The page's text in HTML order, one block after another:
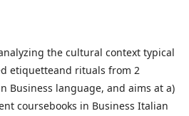
the cultural context typical
etiquetteand rituals from 2
Business language, and aims at a)
coursebooks in Business Italian